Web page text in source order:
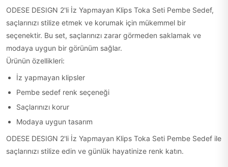
ODESE DESIGN 2'li İz Yapmayan Klips Toka Seti Pembe Sedef,
saçlarınızı stilize etmek ve korumak için mükemmel bir
seçenektir. Bu set, saçlarınızı zarar görmeden saklamak ve
modaya uygun bir görünüm sağlar.
Ürünün özellikleri:
İz yapmayan klipsler
Pembe sedef renk seçeneği
Saçlarınızı korur
Modaya uygun tasarım
ODESE DESIGN 2'li İz Yapmayan Klips Toka Seti Pembe Sedef ile
saçlarınızı stilize edin ve günlük hayatinize renk katın.